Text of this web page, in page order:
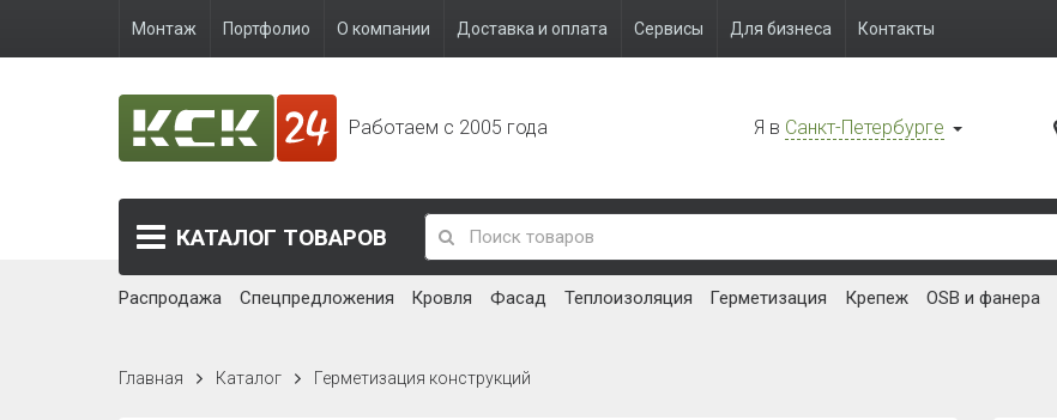
Монтаж Портфолио О компании Доставка и оплата Сервисы Для бизнеса Контакты
Работаем с 2005 года Я в Санкт-Петербурге
КАТАЛОГ ТОВАРОВ
Распродажа Спецпредложения Кровля Фасад Теплоизоляция Герметизация Крепеж OSB и фанера
Главная Каталог Герметизация конструкций